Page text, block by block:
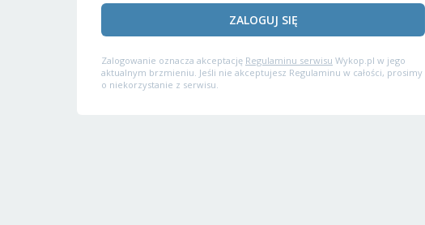
ZALOGUJ SIĘ
Zalogowanie oznacza akceptację Regulaminu serwisu Wykop.pl w jego
aktualnym brzmieniu. Jeśli nie akceptujesz Regulaminu w całości, prosimy
o niekorzystanie z serwisu.